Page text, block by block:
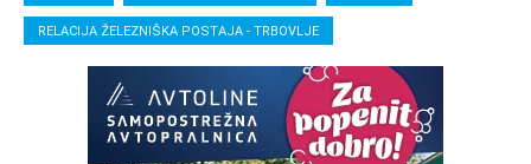
RELACIJA ŽELEZNIŠKA POSTAJA - TRBOVLJE